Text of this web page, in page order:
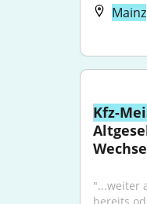
Mainz
Kfz-
"...weiter